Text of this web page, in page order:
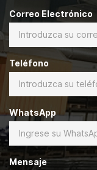
Correo Electrónico
Teléfono
WhatsApp
Mensaje